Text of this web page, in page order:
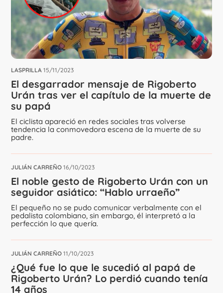
LASPRILLA 15/11/2023
El desgarrador mensaje de Rigoberto
Urán tras ver el capítulo de la muerte de
su papá
El ciclista apareció en redes sociales tras volverse
tendencia la conmovedora escena de la muerte de su
padre.
JULIÁN CARREÑO 16/10/2023
El noble gesto de Rigoberto Urán con un
seguidor asiático: “Hablo urraeño”
El pequeño no se pudo comunicar verbalmente con el
pedalista colombiano, sin embargo, él interpretó a la
perfección lo que quería.
JULIÁN CARREÑO 11/10/2023
¿Qué fue lo que le sucedió al papá de
Rigoberto Urán? Lo perdió cuando tenía
14 años